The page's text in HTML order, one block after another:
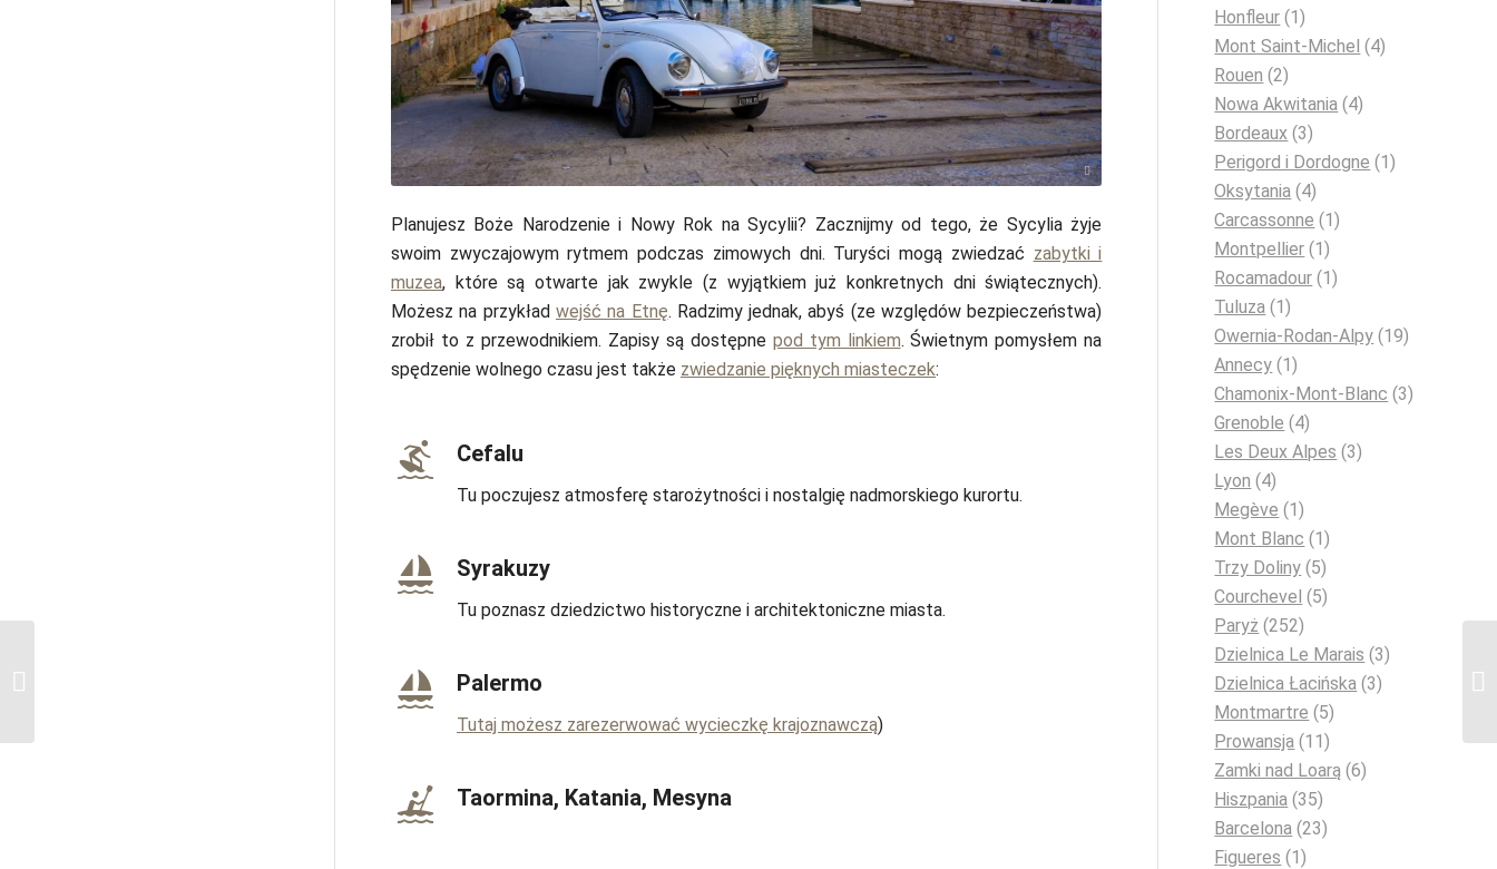
Antonio Sessa / unsplash
Planujesz Boże Narodzenie i Nowy Rok na Sycylii? Zacznijmy od tego, że Sycylia żyje
swoim zwyczajowym rytmem podczas zimowych dni. Turyści mogą zwiedzać zabytki i
muzea, które są otwarte jak zwykle (z wyjątkiem już konkretnych dni świątecznych).
Możesz na przykład wejść na Etnę. Radzimy jednak, abyś (ze względów bezpieczeństwa)
zrobił to z przewodnikiem. Zapisy są dostępne pod tym linkiem. Świetnym pomysłem na
spędzenie wolnego czasu jest także zwiedzanie pięknych miasteczek:
Cefalu
Tu poczujesz atmosferę starożytności i nostalgię nadmorskiego kurortu.
Syrakuzy
Tu poznasz dziedzictwo historyczne i architektoniczne miasta.
Palermo
Tutaj możesz zarezerwować wycieczkę krajoznawczą)
Taormina, Katania, Mesyna
Honfleur (1)
Mont Saint-Michel (4)
Rouen (2)
Nowa Akwitania (4)
Bordeaux (3)
Perigord i Dordogne (1)
Oksytania (4)
Carcassonne (1)
Montpellier (1)
Rocamadour (1)
Tuluza (1)
Owernia-Rodan-Alpy (19)
Annecy (1)
Chamonix-Mont-Blanc (3)
Grenoble (4)
Les Deux Alpes (3)
Lyon (4)
Megève (1)
Mont Blanc (1)
Trzy Doliny (5)
Courchevel (5)
Paryż (252)
Dzielnica Le Marais (3)
Dzielnica Łacińska (3)
Montmartre (5)
Prowansja (11)
Zamki nad Loarą (6)
Hiszpania (35)
Barcelona (23)
Figueres (1)